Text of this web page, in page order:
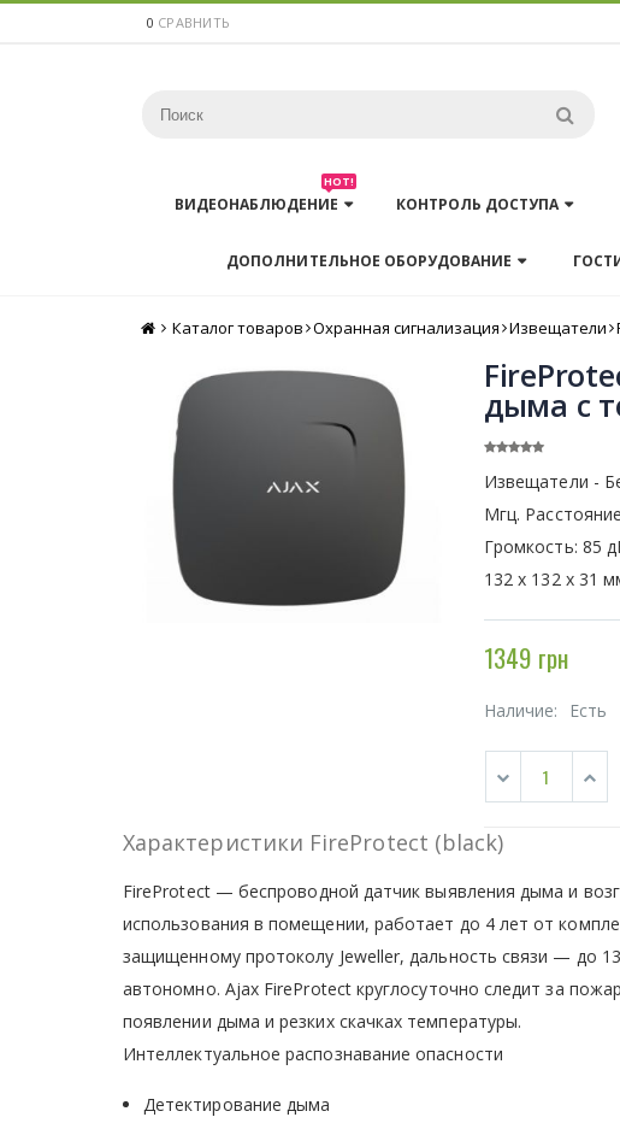
0 СРАВНИТЬ
ВИДЕОНАБЛЮДЕНИЕ
HOT!
КОНТРОЛЬ ДОСТУПА
ДОПОЛНИТЕЛЬНОЕ ОБОРУДОВАНИЕ
Главная
Каталог товаров Охранная сигнализация Извещатели
дыма с
Извещатели -
Мгц.
Громкость: 85
132 х 132 х 31
1349 грн
Наличие: Есть
Характеристики FireProtect (black)
FireProtect — беспроводной датчик выявления дыма и
использования в помещении, работает до 4 лет от
защищенному протоколу Jeweller, дальность связи — до
автономно. Ajax FireProtect круглосуточно следит за
появлении дыма и резких скачках температуры.
Интеллектуальное распознавание опасности
Детектирование дыма